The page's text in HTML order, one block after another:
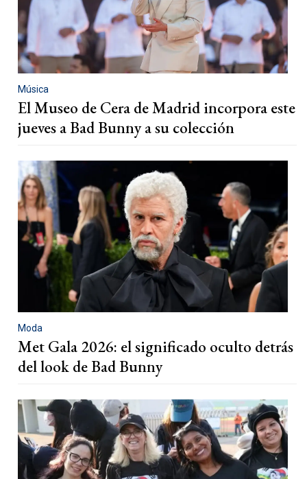
Música
El Museo de Cera de Madrid incorpora este
jueves a Bad Bunny a su colección
Moda
Met Gala 2026: el significado oculto detrás
del look de Bad Bunny